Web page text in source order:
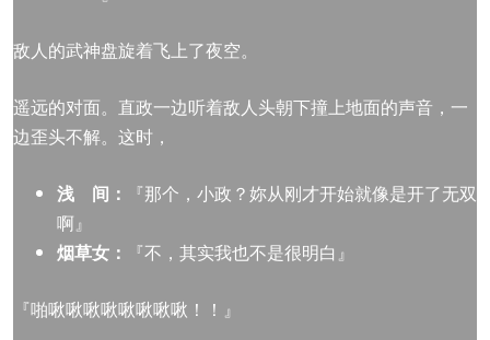
敌人的武神盘旋着飞上了夜空。
遥远的对面。直政一边听着敌人头朝下撞上地面的声音，一
边歪头不解。这时，
浅 间：
『那个，小政？妳从刚才开始就像是开了无双
啊』
烟草女：
『不，其实我也不是很明白』
『啪啾啾啾啾啾啾啾啾！！』